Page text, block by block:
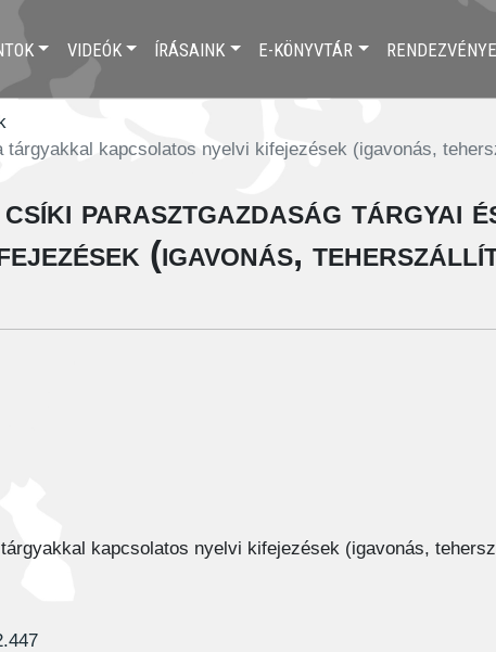
VIDEÓK ÍRÁSAINK E-KÖNYVTÁR
kapcsolatos nyelvi kifejezések (igavonás,
parasztgazdaság tárgyai
(igavonás,
kapcsolatos nyelvi kifejezések (igavonás,